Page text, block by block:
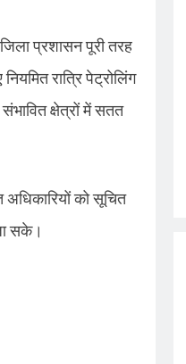
प्रशासन पूरी तरह
रात्रि पेट्रोलिंग
क्षेत्रों में सतत
अधिकारियों को सूचित
सके।